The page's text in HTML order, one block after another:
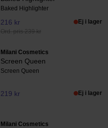
Baked Highlighter
216 kr
Ord. pris 239 kr
Ej i lager
Milani Cosmetics
Screen Queen
Screen Queen
219 kr Ej i lager
Milani Cosmetics